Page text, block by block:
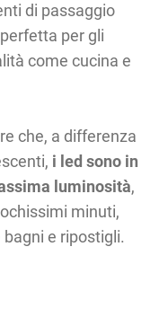
di passaggio
per gli
come cucina e
che, a differenza
i led sono in
luminosità,
minuti,
e ripostigli.